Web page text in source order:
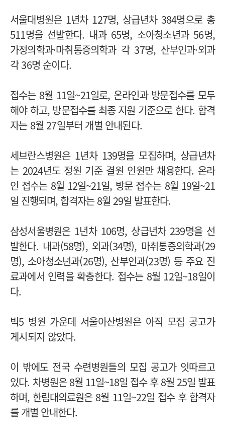
서울대병원은 1년차 127명, 상급년차 384명으로 총
511명을 선발한다. 내과 65명, 소아청소년과 56명,
가정의학과·마취통증의학과 각 37명, 산부인과·외과
각 36명 순이다.
접수는 8월 11일~21일로, 온라인과 방문접수를 모두
해야 하고, 방문접수를 최종 지원 기준으로 한다. 합격
자는 8월 27일부터 개별 안내된다.
세브란스병원은 1년차 139명을 모집하며, 상급년차
는 2024년도 정원 기준 결원 인원만 채용한다. 온라
인 접수는 8월 12일~21일, 방문 접수는 8월 19일~21
일 진행되며, 합격자는 8월 29일 발표한다.
삼성서울병원은 1년차 106명, 상급년차 239명을 선
발한다. 내과(58명), 외과(34명), 마취통증의학과(29
명), 소아청소년과(26명), 산부인과(23명) 등 주요 진
료과에서 인력을 확충한다. 접수는 8월 12일~18일이
다.
빅5 병원 가운데 서울아산병원은 아직 모집 공고가
게시되지 않았다.
이 밖에도 전국 수련병원들의 모집 공고가 잇따르고
있다. 차병원은 8월 11일~18일 접수 후 8월 25일 발표
하며, 한림대의료원은 8월 11일~22일 접수 후 합격자
를 개별 안내한다.